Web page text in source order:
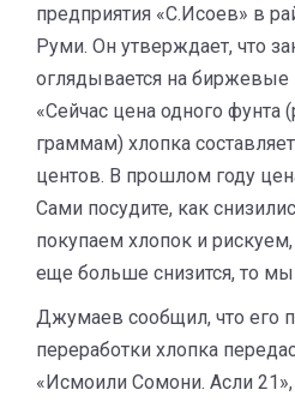
предприятия «С.Исоев» в
Руми. Он утверждает, что
оглядывается на
«Сейчас цена одного фунта
граммам) хлопка
центов. В прошлом году
Сами посудите, как
покупаем хлопок и
еще больше снизится, то
Джумаев сообщил, что его
переработки хлопка
«Исмоили Сомони. Асли 21»,